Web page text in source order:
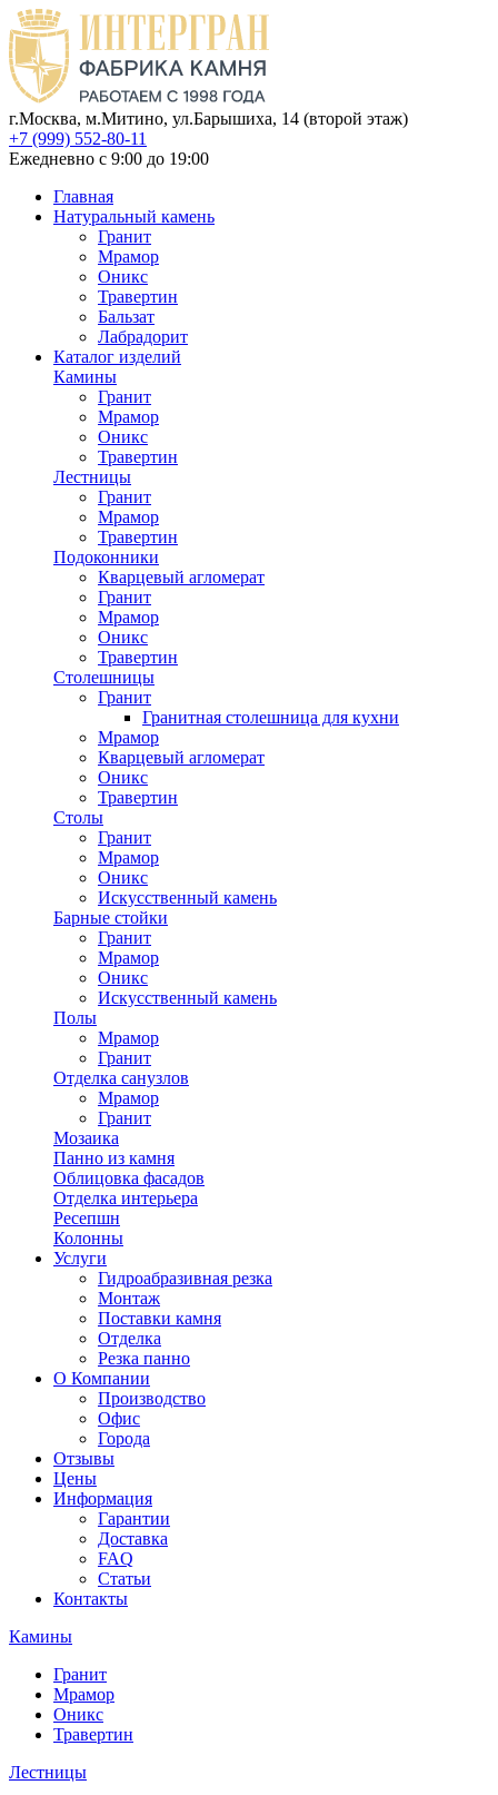
г.Москва, м.Митино, ул.Барышиха, 14 (второй этаж)
+7 (999) 552-80-11
Ежедневно с 9:00 до 19:00
Главная
Натуральный камень
Гранит
Мрамор
Оникс
Травертин
Бальзат
Лабрадорит
Каталог изделий
Камины
Гранит
Мрамор
Оникс
Травертин
Лестницы
Гранит
Мрамор
Травертин
Подоконники
Кварцевый агломерат
Гранит
Мрамор
Оникс
Травертин
Столешницы
Гранит
Гранитная столешница для кухни
Мрамор
Кварцевый агломерат
Оникс
Травертин
Столы
Гранит
Мрамор
Оникс
Искусственный камень
Барные стойки
Гранит
Мрамор
Оникс
Искусственный камень
Полы
Мрамор
Гранит
Отделка санузлов
Мрамор
Гранит
Мозаика
Панно из камня
Облицовка фасадов
Отделка интерьера
Ресепшн
Колонны
Услуги
Гидроабразивная резка
Монтаж
Поставки камня
Отделка
Резка панно
О Компании
Производство
Офис
Города
Отзывы
Цены
Информация
Гарантии
Доставка
FAQ
Статьи
Контакты
Камины
Гранит
Мрамор
Оникс
Травертин
Лестницы